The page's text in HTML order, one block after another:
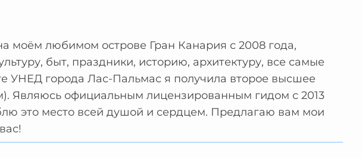
моём любимом острове Гран Канария с 2008 года,
быт, праздники, историю, архитектуру, все самые
УНЕД города Лас-Пальмас я получила второе высшее
Являюсь официальным лицензированным гидом с 2013
это место всей душой и сердцем. Предлагаю вам мои